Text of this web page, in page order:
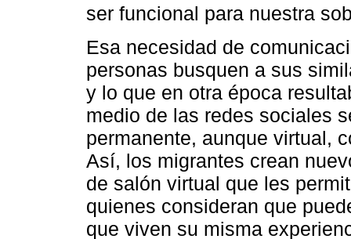
ser funcional para nuestra
Esa necesidad de
personas busquen a sus
y lo que en otra época
medio de las redes sociales
permanente, aunque virtual,
Así, los migrantes crean
de salón virtual que les
quienes consideran que
que viven su misma